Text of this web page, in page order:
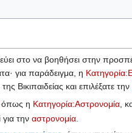
στο να βοηθήσει στην
για παράδειγμα, η
Βικιπαιδείας και επιλέξατε την
όπως η Κατηγορία:Αστρονομία,
την αστρονομία.